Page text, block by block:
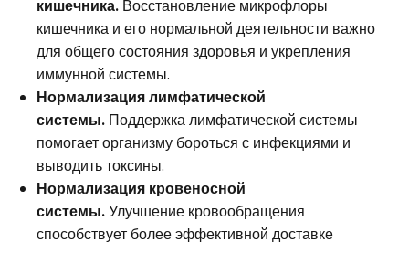
кишечника. Восстановление микрофлоры
кишечника и его нормальной деятельности важно
для общего состояния здоровья и укрепления
иммунной системы.
Нормализация лимфатической
системы. Поддержка лимфатической системы
помогает организму бороться с инфекциями и
выводить токсины.
Нормализация кровеносной
системы.Улучшение кровообращения
способствует более эффективной доставке